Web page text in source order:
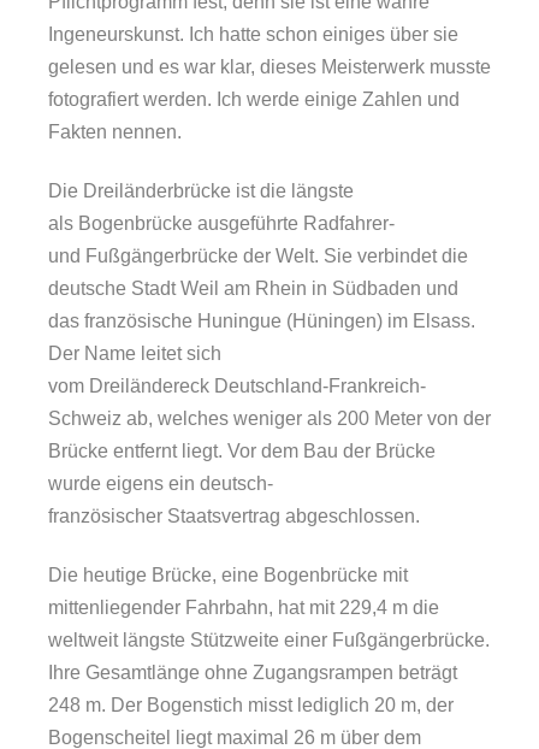
Ingeneurskunst. Ich hatte schon einiges über sie
gelesen und es war klar, dieses Meisterwerk musste
fotografiert werden. Ich werde einige Zahlen und
Fakten nennen.
Die Dreiländerbrücke ist die längste
als Bogenbrücke ausgeführte Radfahrer-
und Fußgängerbrücke der Welt. Sie verbindet die
deutsche Stadt Weil am Rhein in Südbaden und
das französische Huningue (Hüningen) im Elsass.
Der Name leitet sich
vom Dreiländereck Deutschland-Frankreich-
Schweiz ab, welches weniger als 200 Meter von der
Brücke entfernt liegt. Vor dem Bau der Brücke
wurde eigens ein deutsch-
französischer Staatsvertrag abgeschlossen.
Die heutige Brücke, eine Bogenbrücke mit
mittenliegender Fahrbahn, hat mit 229,4 m die
weltweit längste Stützweite einer Fußgängerbrücke.
Ihre Gesamtlänge ohne Zugangsrampen beträgt
248 m. Der Bogenstich misst lediglich 20 m, der
Bogenscheitel liegt maximal 26 m über dem